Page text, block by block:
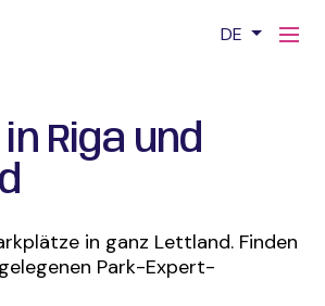
DE
Riga und
in ganz Lettland. Finden
Park-Expert-